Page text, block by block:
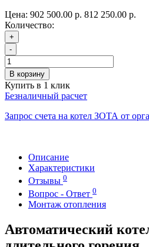
Цена: 902 500.00 р. 812 250.00 р.
Количество:
+
-
В корзину
Купить в 1 клик
Безналичный расчет
Запрос счета на котел ЗОТА от
Описание
Характеристики
Отзывы 0
Вопрос - Ответ 0
Монтаж отопления
Автоматический